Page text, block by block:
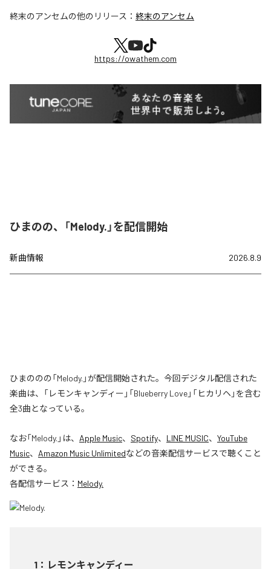
終末のアンセムの他のリリース： 終末のアンセム
https://owathem.com
ひまのの、「Melody.」を配信開始
新曲情報 2026.8.9
ひまののの「Melody.」が配信開始された。今回デジタル配信された
楽曲は、「レモンキャンディー」「Blueberry Love」「ヒカリヘ」を含む
全3曲となっている。
なお「Melody. 」は、 Apple Music、 Spotify、 LINE MUSIC、 YouTube
Music、 Amazon Music Unlimitedなどの音楽配信サービスで聴くこと
ができる。
各配信サービス： Melody.
1 ： レモンキャンディー